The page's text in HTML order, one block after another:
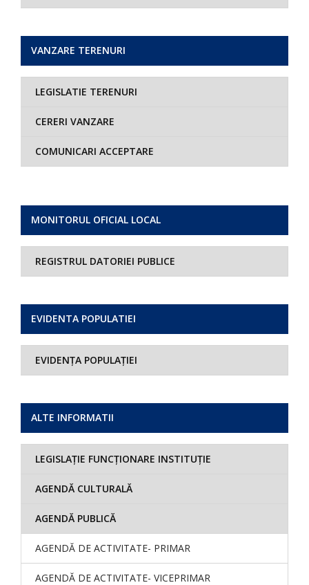
MONITORUL OFICIAL LOCAL
REGISTRUL DATORIEI PUBLICE
EVIDENTA POPULATIEI
EVIDENȚA POPULAȚIEI
ALTE INFORMATII
LEGISLAȚIE FUNCȚIONARE INSTITUȚIE
AGENDĂ CULTURALĂ
AGENDĂ PUBLICĂ
AGENDĂ DE ACTIVITATE- PRIMAR
AGENDĂ DE ACTIVITATE- VICEPRIMAR
VANZARE TERENURI
LEGISLATIE TERENURI
CERERI VANZARE
COMUNICARI ACCEPTARE